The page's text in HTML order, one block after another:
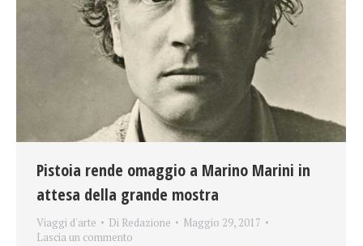
Pistoia rende omaggio a Marino Marini in
attesa della grande mostra
Viaggi d'arte Di Redazione
Maggio 29, 2017
Lascia un commento